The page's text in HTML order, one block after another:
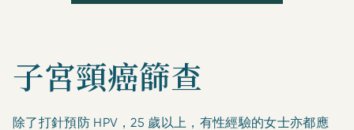
子宮頸癌篩查
除了打針預防 HPV，25 歲以上，有性經驗的女士亦都應